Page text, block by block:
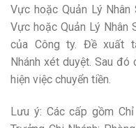
Vực hoặc Quản Lý
Vực hoặc Quản Lý
của Công ty. Đề xuất
Nhánh xét duyệt. Sau
hiện việc chuyển tiền.
Lưu ý: Các cấp gồm